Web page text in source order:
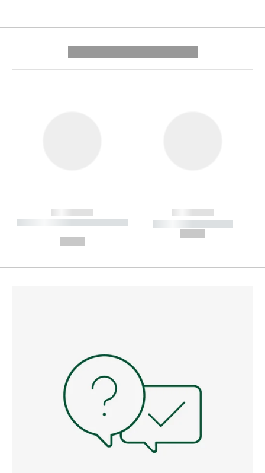
------------
----------- ----------- --------
------------
----------- -----------